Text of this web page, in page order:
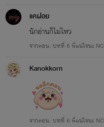
แคฝอย
นักอ่านก็ไม่ไหว
จากตอน: บทที่ 6 พี่แน่ใจนะ NC
Kanokkorn
จากตอน: บทที่ 6 พี่แน่ใจนะ NC